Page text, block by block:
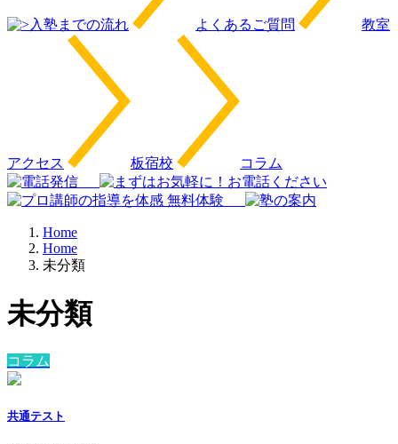
入塾までの流れ よくあるご質問 教室
アクセス 板宿校 コラム
Home
Home
未分類
未分類
コラム
共通テスト